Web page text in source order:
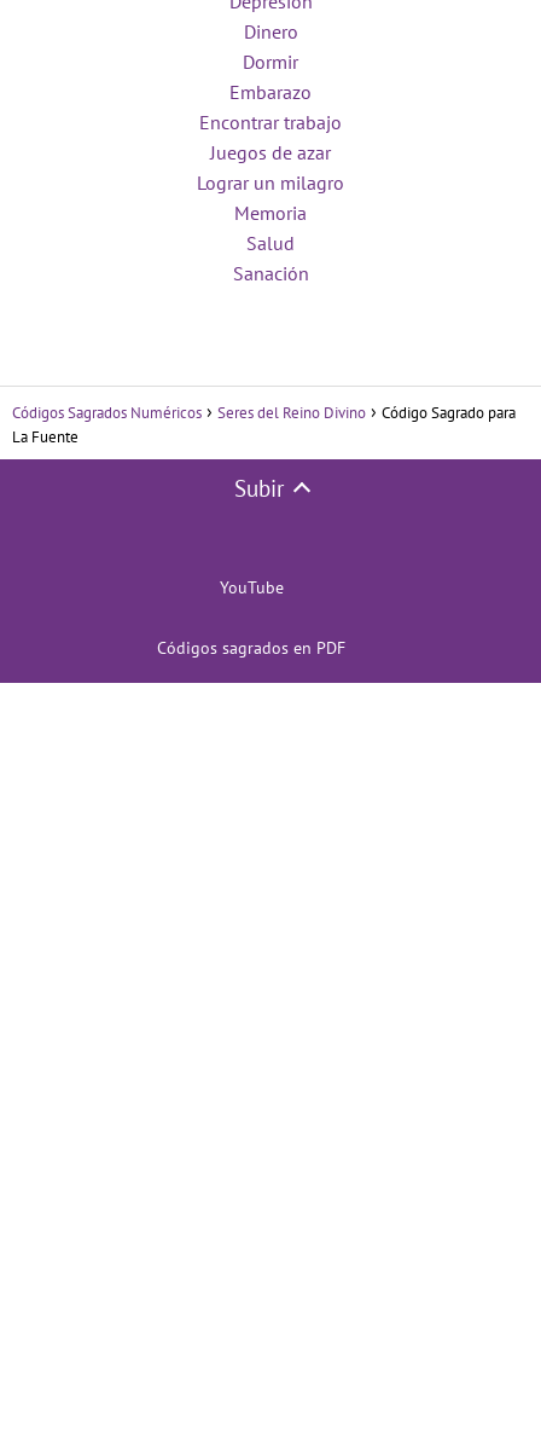
Dinero
Dormir
Embarazo
Encontrar trabajo
Juegos de azar
Lograr un milagro
Memoria
Salud
Sanación
Códigos Sagrados Numéricos Seres del Reino Divino
Código Sagrado para
La Fuente
Subir
YouTube
Códigos sagrados en PDF